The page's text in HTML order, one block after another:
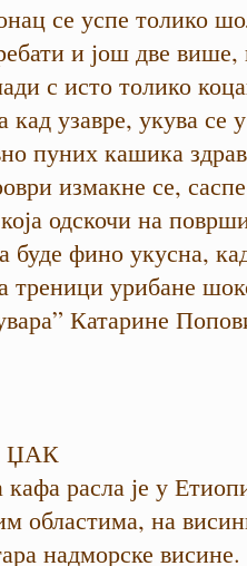
се успе толико
и још две више,
с исто толико
узавре, укува се
пуних кашика
измакне се,
одскочи на
буде фино укусна,
треници урибане
Катарине
ЏАК
расла је у
областима, на
надморске висине.